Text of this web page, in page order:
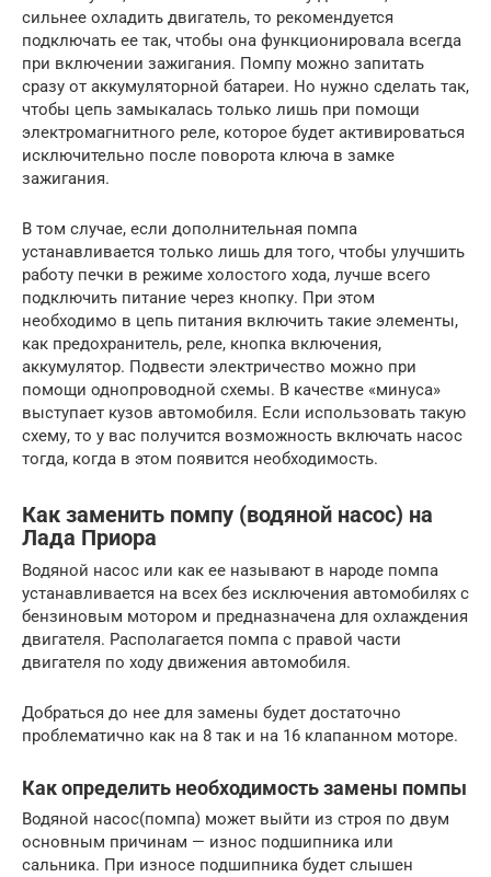
сильнее охладить двигатель, то рекомендуется
подключать ее так, чтобы она функционировала всегда
при включении зажигания. Помпу можно запитать
сразу от аккумуляторной батареи. Но нужно сделать так,
чтобы цепь замыкалась только лишь при помощи
электромагнитного реле, которое будет активироваться
исключительно после поворота ключа в замке
зажигания.
В том случае, если дополнительная помпа
устанавливается только лишь для того, чтобы улучшить
работу печки в режиме холостого хода, лучше всего
подключить питание через кнопку. При этом
необходимо в цепь питания включить такие элементы,
как предохранитель, реле, кнопка включения,
аккумулятор. Подвести электричество можно при
помощи однопроводной схемы. В качестве «минуса»
выступает кузов автомобиля. Если использовать такую
схему, то у вас получится возможность включать насос
тогда, когда в этом появится необходимость.
Как заменить помпу (водяной насос) на
Лада Приора
Водяной насос или как ее называют в народе помпа
устанавливается на всех без исключения автомобилях с
бензиновым мотором и предназначена для охлаждения
двигателя. Располагается помпа с правой части
двигателя по ходу движения автомобиля.
Добраться до нее для замены будет достаточно
проблематично как на 8 так и на 16 клапанном моторе.
Как определить необходимость замены помпы
Водяной насос(помпа) может выйти из строя по двум
основным причинам — износ подшипника или
сальника. При износе подшипника будет слышен